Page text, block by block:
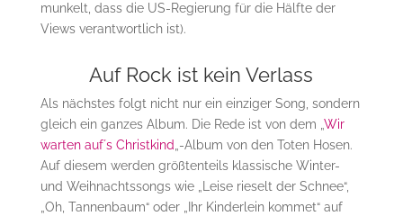
munkelt, dass die US-Regierung für die Hälfte der
Views verantwortlich ist).
Auf Rock ist kein Verlass
Als nächstes folgt nicht nur ein einziger Song, sondern
gleich ein ganzes Album. Die Rede ist von dem „Wir
warten auf´s Christkind„-Album von den Toten Hosen.
Auf diesem werden größtenteils klassische Winter-
und Weihnachtssongs wie „Leise rieselt der Schnee“,
„Oh, Tannenbaum“ oder „Ihr Kinderlein kommet“ auf